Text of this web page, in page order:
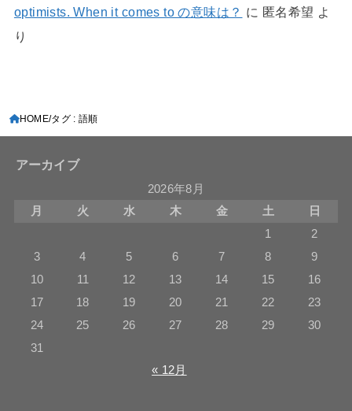
optimists. When it comes to の意味は？ に 匿名希望 よ
り
HOME タグ : 語順
アーカイブ
2026年8月
月
火 水 木 金 土
日
1
2
3
4 5 6 7 8
9
10
11 12 13 14 15
16
17
18 19 20 21 22
23
24
25 26 27 28 29
30
31
« 12月